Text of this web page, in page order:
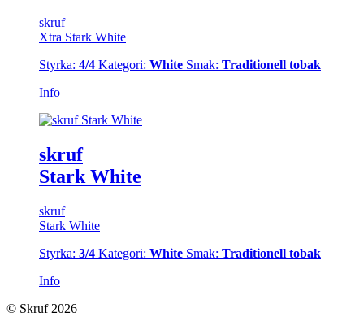
skruf
Xtra Stark White
Styrka: 4/4 Kategori: White Smak: Traditionell tobak
Info
skruf
Stark White
skruf
Stark White
Styrka: 3/4 Kategori: White Smak: Traditionell tobak
Info
© Skruf 2026